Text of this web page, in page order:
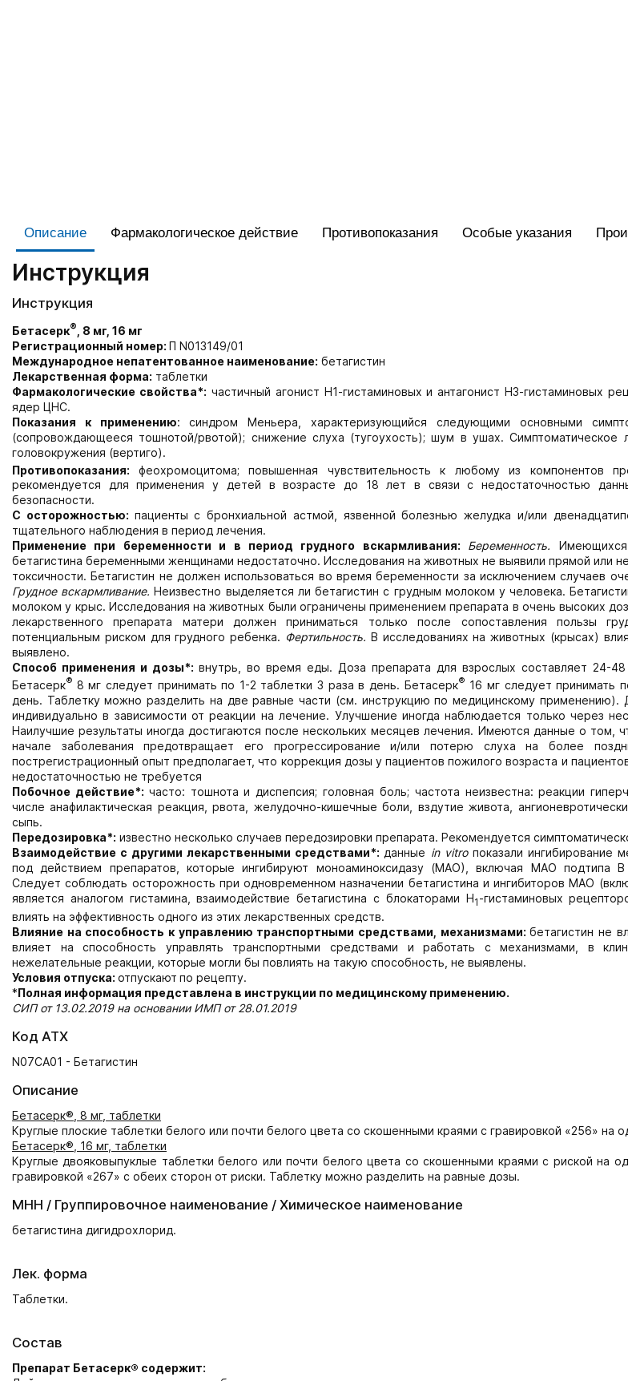
Описание Фармакологическое действие Противопоказания Особые указания
Инструкция
Инструкция
Бетасерк®
, 8 мг, 16 мг
Регистрационный номер: П N013149/01
Международное непатентованное наименование: бетагистин
Лекарственная форма: таблетки
Фармакологические свойства*: частичный агонист Н1-гистаминовых и антагонист Н3-гистаминовых
ядер ЦНС.
Показания к применению:
синдром Меньера, характеризующийся следующими основными
(сопровождающееся тошнотой/рвотой); снижение слуха (тугоухость); шум в ушах. Симптоматическое
головокружения (вертиго).
Противопоказания: феохромоцитома; повышенная чувствительность к любому из компонентов
рекомендуется для применения у детей в возрасте до 18 лет в связи с недостаточностью
безопасности.
С осторожностью: пациенты с бронхиальной астмой, язвенной болезнью желудка и/или
тщательного наблюдения в период лечения.
Применение при беременности и в период грудного вскармливания: Беременность.
бетагистина беременными женщинами недостаточно. Исследования на животных не выявили прямой или
токсичности. Бетагистин не должен использоваться во время беременности за исключением случаев
Грудное вскармливание.Неизвестно выделяется ли бетагистин с грудным молоком у человека.
молоком у крыс. Исследования на животных были ограничены применением препарата в очень высоких
лекарственного препарата матери должен приниматься только после сопоставления пользы
потенциальным риском для грудного ребенка. Фертильность. В исследованиях на животных (крысах)
выявлено.
Способ применения и дозы*: внутрь, во время еды. Доза препарата для взрослых составляет 24-
Бетасерк® 8 мг следует принимать по 1-2 таблетки 3 раза в день. Бетасерк® 16 мг следует принимать
день. Таблетку можно разделить на две равные части (см. инструкцию по медицинскому применению).
индивидуально в зависимости от реакции на лечение. Улучшение иногда наблюдается только через
Наилучшие результаты иногда достигаются после нескольких месяцев лечения. Имеются данные о том,
начале заболевания предотвращает его прогрессирование и/или потерю слуха на более
пострегистрационный опыт предполагает, что коррекция дозы у пациентов пожилого возраста и
недостаточностью не требуется
Побочное действие*: часто: тошнота и диспепсия; головная боль; частота неизвестна: реакции
числе анафилактическая реакция, рвота, желудочно-кишечные боли, вздутие живота,
сыпь.
Передозировка*: известно несколько случаев передозировки препарата. Рекомендуется
Взаимодействие с другими лекарственными средствами*: данные in vitroпоказали ингибирование
под действием препаратов, которые ингибируют моноаминоксидазу (МАО), включая МАО подтипа В
Следует соблюдать осторожность при одновременном назначении бетагистина и ингибиторов МАО
является аналогом гистамина, взаимодействие бетагистина с блокаторами Н1 -гистаминовых
влиять на эффективность одного из этих лекарственных средств.
Влияние на способность к управлению транспортными средствами, механизмами:бетагистин не
влияет на способность управлять транспортными средствами и работать с механизмами, в
нежелательные реакции, которые могли бы повлиять на такую способность, не выявлены.
Условия отпуска: отпускают по рецепту.
*Полная информация представлена в инструкции по медицинскому применению.
СИП от 13.02.2019 на основании ИМП от 28.01.2019
Код АТХ
N07CA01 - Бетагистин
Описание
Бетасерк®, 8 мг, таблетки
Круглые плоские таблетки белого или почти белого цвета со скошенными краями с гравировкой «256» на
Бетасерк®, 16 мг, таблетки
Круглые двояковыпуклые таблетки белого или почти белого цвета со скошенными краями с риской на
гравировкой «267» с обеих сторон от риски. Таблетку можно разделить на равные дозы.
МНН / Группировочное наименование / Химическое наименование
бетагистина дигидрохлорид.
Лек. форма
Таблетки.
Состав
Препарат Бетасерк® содержит: